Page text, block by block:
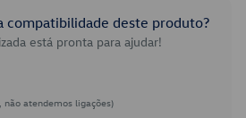
compatibilidade deste produto?
está pronta para ajudar!
não atendemos ligações)